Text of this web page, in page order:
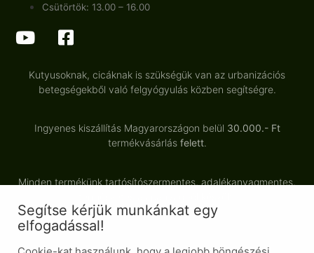
Csütörtök: 13.00 – 16.00
Kutyusoknak, cicáknak is szükségük van az urbanizációs
betegségekből való felgyógyulás közben segítségre.
Ingyenes kiszállítás Magyarországon belül 30.000.- Ft
termékvásárlás felett.
Minden termékünk tartósítószermentes, adalékanyagmentes,
Segítse kérjük munkánkat egy
elfogadással!